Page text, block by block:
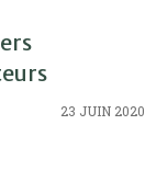
23 JUIN 2020